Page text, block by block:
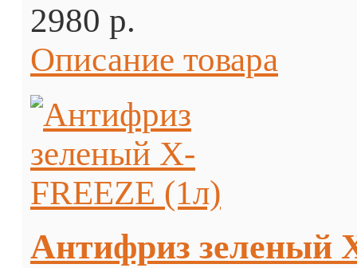
2980 p.
Описание товара
Антифриз зеленый